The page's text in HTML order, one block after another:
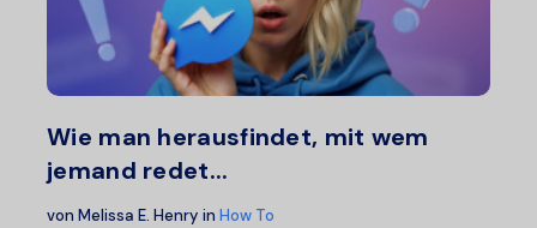
Wie man herausfindet, mit wem
jemand redet...
von Melissa E. Henry in How To